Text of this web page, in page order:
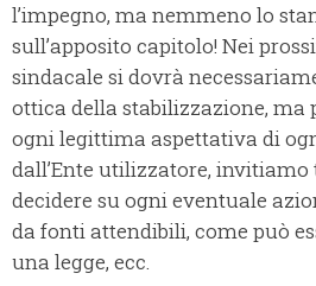
l’impegno, ma nemmeno lo
sull’apposito capitolo! Nei
sindacale si dovrà
ottica della stabilizzazione, ma
ogni legittima aspettativa di
dall’Ente utilizzatore,
decidere su ogni eventuale
da fonti attendibili, come può
una legge, ecc.